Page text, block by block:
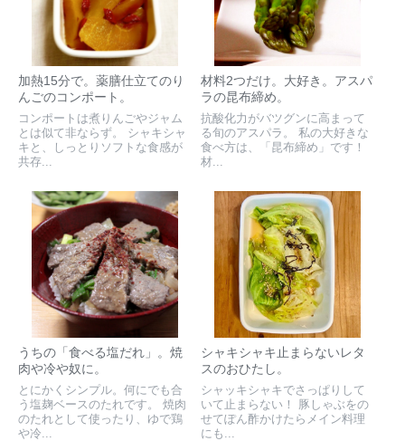
加熱15分で。薬膳仕立てのり
んごのコンポート。
コンポートは煮りんごやジャム
とは似て非ならず。 シャキシャ
キと、しっとりソフトな食感が
共存...
材料2つだけ。大好き。アスパ
ラの昆布締め。
抗酸化力がバツグンに高まって
る旬のアスパラ。 私の大好きな
食べ方は、「昆布締め」です！
材...
うちの「食べる塩だれ」。焼
肉や冷や奴に。
とにかくシンプル。何にでも合
う塩麹ベースのたれです。 焼肉
のたれとして使ったり、ゆで鶏
や冷...
シャキシャキ止まらないレタ
スのおひたし。
シャッキシャキでさっぱりして
いて止まらない！ 豚しゃぶをの
せてぽん酢かけたらメイン料理
にも...